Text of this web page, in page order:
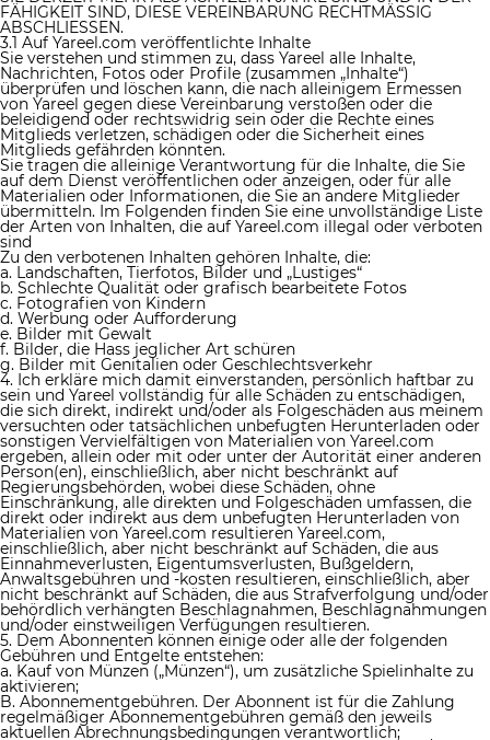
FÄHIGKEIT SIND, DIESE VEREINBARUNG RECHTMÄSSIG
ABSCHLIESSEN.
3.1 Auf Yareel.com veröffentlichte Inhalte
Sie verstehen und stimmen zu, dass Yareel alle Inhalte,
Nachrichten, Fotos oder Profile (zusammen „Inhalte“)
überprüfen und löschen kann, die nach alleinigem Ermessen
von Yareel gegen diese Vereinbarung verstoßen oder die
beleidigend oder rechtswidrig sein oder die Rechte eines
Mitglieds verletzen, schädigen oder die Sicherheit eines
Mitglieds gefährden könnten.
Sie tragen die alleinige Verantwortung für die Inhalte, die Sie
auf dem Dienst veröffentlichen oder anzeigen, oder für alle
Materialien oder Informationen, die Sie an andere Mitglieder
übermitteln. Im Folgenden finden Sie eine unvollständige Liste
der Arten von Inhalten, die auf Yareel.com illegal oder verboten
sind
Zu den verbotenen Inhalten gehören Inhalte, die:
a. Landschaften, Tierfotos, Bilder und „Lustiges“
b. Schlechte Qualität oder grafisch bearbeitete Fotos
c. Fotografien von Kindern
d. Werbung oder Aufforderung
e. Bilder mit Gewalt
f. Bilder, die Hass jeglicher Art schüren
g. Bilder mit Genitalien oder Geschlechtsverkehr
4. Ich erkläre mich damit einverstanden, persönlich haftbar zu
sein und Yareel vollständig für alle Schäden zu entschädigen,
die sich direkt, indirekt und/oder als Folgeschäden aus meinem
versuchten oder tatsächlichen unbefugten Herunterladen oder
sonstigen Vervielfältigen von Materialien von Yareel.com
ergeben, allein oder mit oder unter der Autorität einer anderen
Person(en), einschließlich, aber nicht beschränkt auf
Regierungsbehörden, wobei diese Schäden, ohne
Einschränkung, alle direkten und Folgeschäden umfassen, die
direkt oder indirekt aus dem unbefugten Herunterladen von
Materialien von Yareel.com resultieren Yareel.com,
einschließlich, aber nicht beschränkt auf Schäden, die aus
Einnahmeverlusten, Eigentumsverlusten, Bußgeldern,
Anwaltsgebühren und -kosten resultieren, einschließlich, aber
nicht beschränkt auf Schäden, die aus Strafverfolgung und/oder
behördlich verhängten Beschlagnahmen, Beschlagnahmungen
und/oder einstweiligen Verfügungen resultieren.
5. Dem Abonnenten können einige oder alle der folgenden
Gebühren und Entgelte entstehen:
a. Kauf von Münzen („Münzen“), um zusätzliche Spielinhalte zu
aktivieren;
B. Abonnementgebühren. Der Abonnent ist für die Zahlung
regelmäßiger Abonnementgebühren gemäß den jeweils
aktuellen Abrechnungsbedingungen verantwortlich;